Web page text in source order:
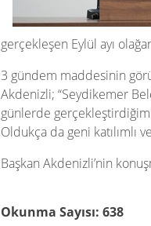
gerçekleşen Eylül ayı
3 gündem maddesinin
Akdenizli; “Seydikemer
günlerde
Oldukça da geni katılımlı
Başkan Akdenizli’nin
Okunma Sayısı: 638